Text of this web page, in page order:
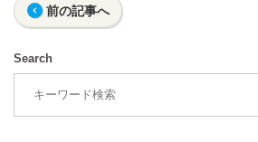
前の記事へ
Search